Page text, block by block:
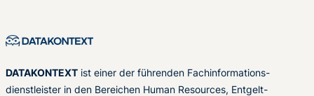
DATAKONTEXT ist einer der führenden Fachinformations-
dienstleister in den Bereichen Human Resources, Entgelt-